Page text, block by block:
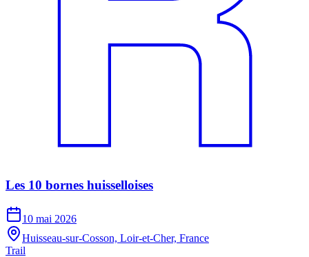
Les 10 bornes huisselloises
10 mai 2026
Huisseau-sur-Cosson, Loir-et-Cher, France
Trail